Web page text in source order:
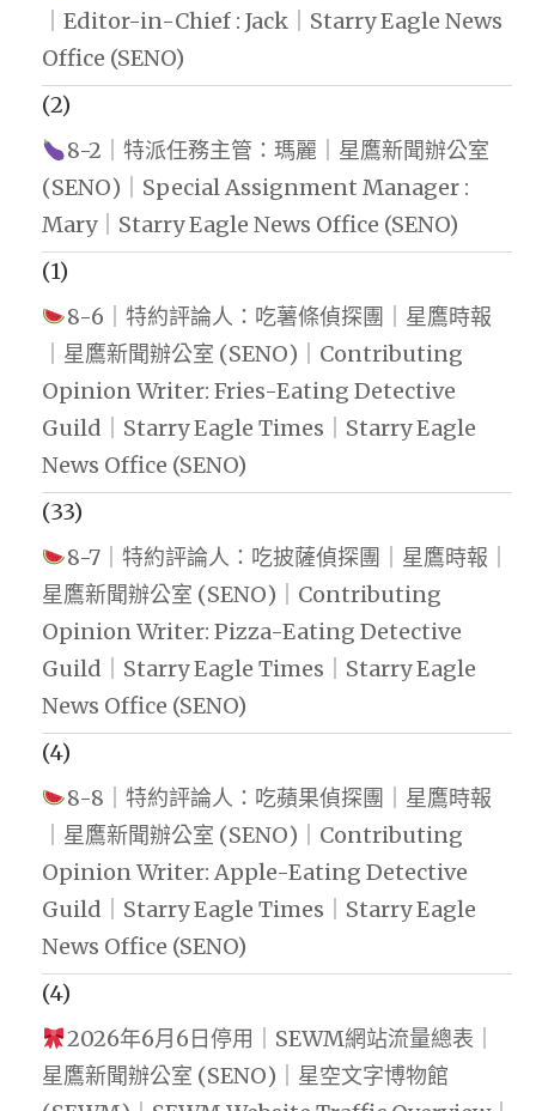
｜Editor-in-Chief : Jack｜Starry Eagle News
Office (SENO)
(2)
8-2｜特派任務主管：瑪麗｜星鷹新聞辦公室
(SENO)｜Special Assignment Manager :
Mary｜Starry Eagle News Office (SENO)
(1)
8-6｜特約評論人：吃薯條偵探團｜星鷹時報
｜星鷹新聞辦公室 (SENO)｜Contributing
Opinion Writer: Fries-Eating Detective
Guild｜Starry Eagle Times｜Starry Eagle
News Office (SENO)
(33)
8-7｜特約評論人：吃披薩偵探團｜星鷹時報｜
星鷹新聞辦公室 (SENO)｜Contributing
Opinion Writer: Pizza-Eating Detective
Guild｜Starry Eagle Times｜Starry Eagle
News Office (SENO)
(4)
8-8｜特約評論人：吃蘋果偵探團｜星鷹時報
｜星鷹新聞辦公室 (SENO)｜Contributing
Opinion Writer: Apple-Eating Detective
Guild｜Starry Eagle Times｜Starry Eagle
News Office (SENO)
(4)
2026年6月6日停用｜SEWM網站流量總表｜
星鷹新聞辦公室 (SENO)｜星空文字博物館